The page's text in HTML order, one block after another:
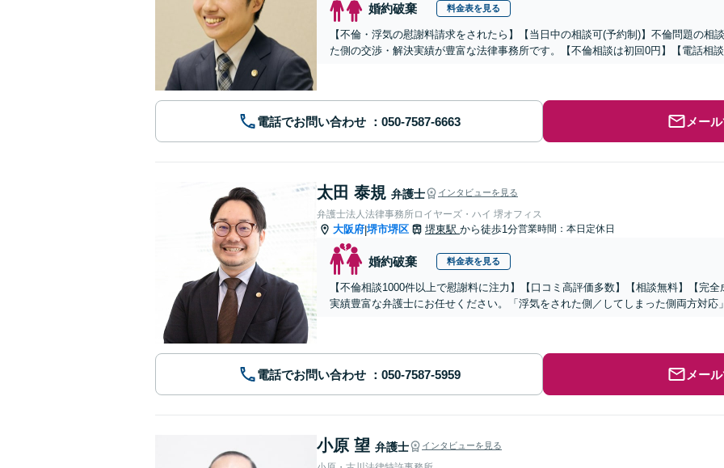
婚約破棄 料金表を見る
【不倫・浮気の慰謝料請求をされたら】【当日中の相談可(予約制)】不倫問題の相
た側の交渉・解決実績が豊富な法律事務所です。【不倫相談は初回0円】【電話相
電話でお問い合わせ メー
太田 泰規 弁護士 インタビューを見る
弁護士法人法律事務所ロイヤーズ・ハイ 堺オフィス
大阪府|堺市堺区 堺東駅 から徒歩1分営業時間：本日定休日
婚約破棄 料金表を見る
【不倫相談1000件以上で慰謝料に注力】【口コミ高評価多数】【相談無料】【完
実績豊富な弁護士にお任せください。「浮気をされた側／してしまった側両方対応
電話でお問い合わせ メー
小原 望 弁護士 インタビューを見る